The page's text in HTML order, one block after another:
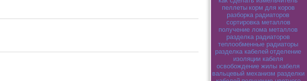
пеллеты корм для коров
разборка радиаторов
сортировка металлов
получение лома металлов
разделка радиаторов
теплообменные радиаторы
разделка кабелей отделение
изоляции кабеля
освобождение жилы кабеля
вальцевый механизм разделки